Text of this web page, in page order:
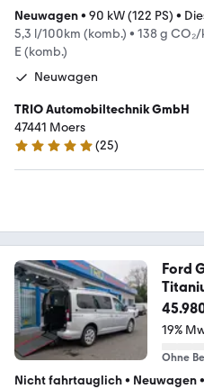
Neuwagen• 90 kW (122 PS) •
5,3 l/100km (komb.) • 138 g
E (komb.)
Neuwagen
TRIO Automobiltechnik GmbH
47441 Moers
4.9 Sterne
(25)
Ford
19%
Ohne
Nicht fahrtauglich• Neuwagen•